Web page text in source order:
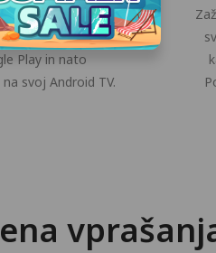
prenos« ali
PandaVPN
Play in nato
svoj Android TV.